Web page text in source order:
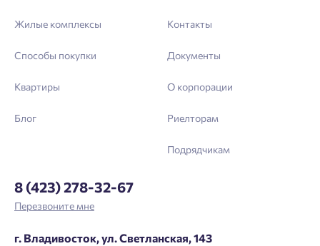
Жилые комплексы
Способы покупки
Квартиры
Блог
Контакты
Документы
О корпорации
Риелторам
Подрядчикам
8 (423) 278-32-67
Перезвоните мне
г. Владивосток, ул. Светланская, 143